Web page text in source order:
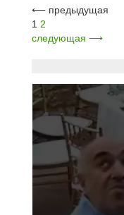
⟵ предыдущая
1 2
следующая ⟶